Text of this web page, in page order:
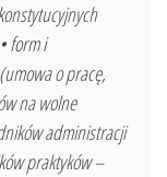
form i
o pracę,
na wolne
administracji
praktyków –